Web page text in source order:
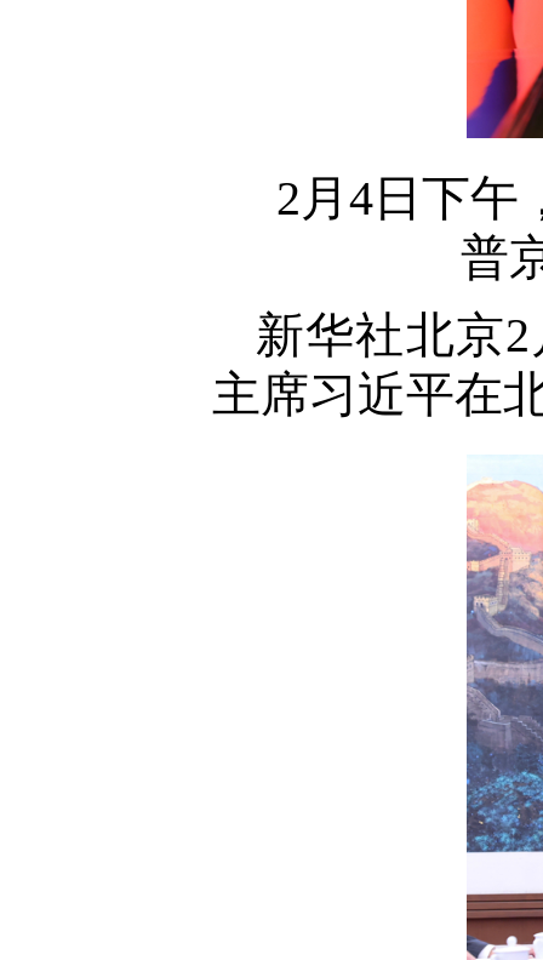
2月4日下午
普
新华社北京
主席习近平在